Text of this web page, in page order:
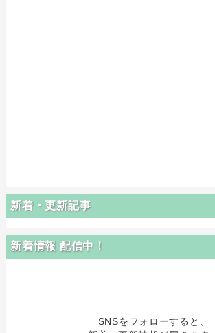
新着・更新記事
新着情報 配信中！
SNSをフォローすると、